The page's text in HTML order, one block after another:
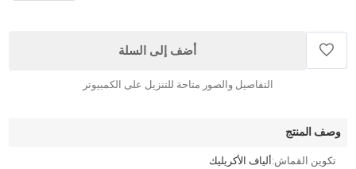
أضف إلى السلة
التفاصيل والصور متاحة للتنزيل على الكمبيوتر
وصف المنتج
تكوين القماش:ألياف الأكريليك